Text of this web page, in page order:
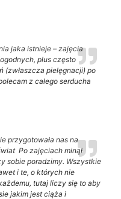
jaka istnieje – zajęcia
plus często
(zwłaszcza pielęgnacji) po
z całego serducha
przygotowała nas na
Po zajęciach minął
sobie poradzimy. Wszystkie
i te, o których nie
tutaj liczy się to aby
jakim jest ciąża i